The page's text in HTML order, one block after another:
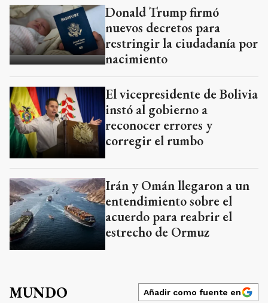
Donald Trump firmó
nuevos decretos para
restringir la ciudadanía por
nacimiento
El vicepresidente de Bolivia
instó al gobierno a
reconocer errores y
corregir el rumbo
Irán y Omán llegaron a un
entendimiento sobre el
acuerdo para reabrir el
estrecho de Ormuz
MUNDO Añadir como fuente en